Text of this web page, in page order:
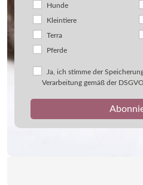
Hunde
Kleintiere
Terra
Pferde
Ja, ich stimme der
Verarbeitung gemäß der